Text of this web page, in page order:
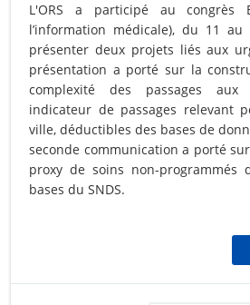
L'ORS a participé au congrès
l’information médicale), du 11
présenter deux projets liés aux
présentation a porté sur la
complexité des passages
indicateur de passages relevant
ville, déductibles des bases de
seconde communication a porté
proxy de soins non-
bases du SNDS.